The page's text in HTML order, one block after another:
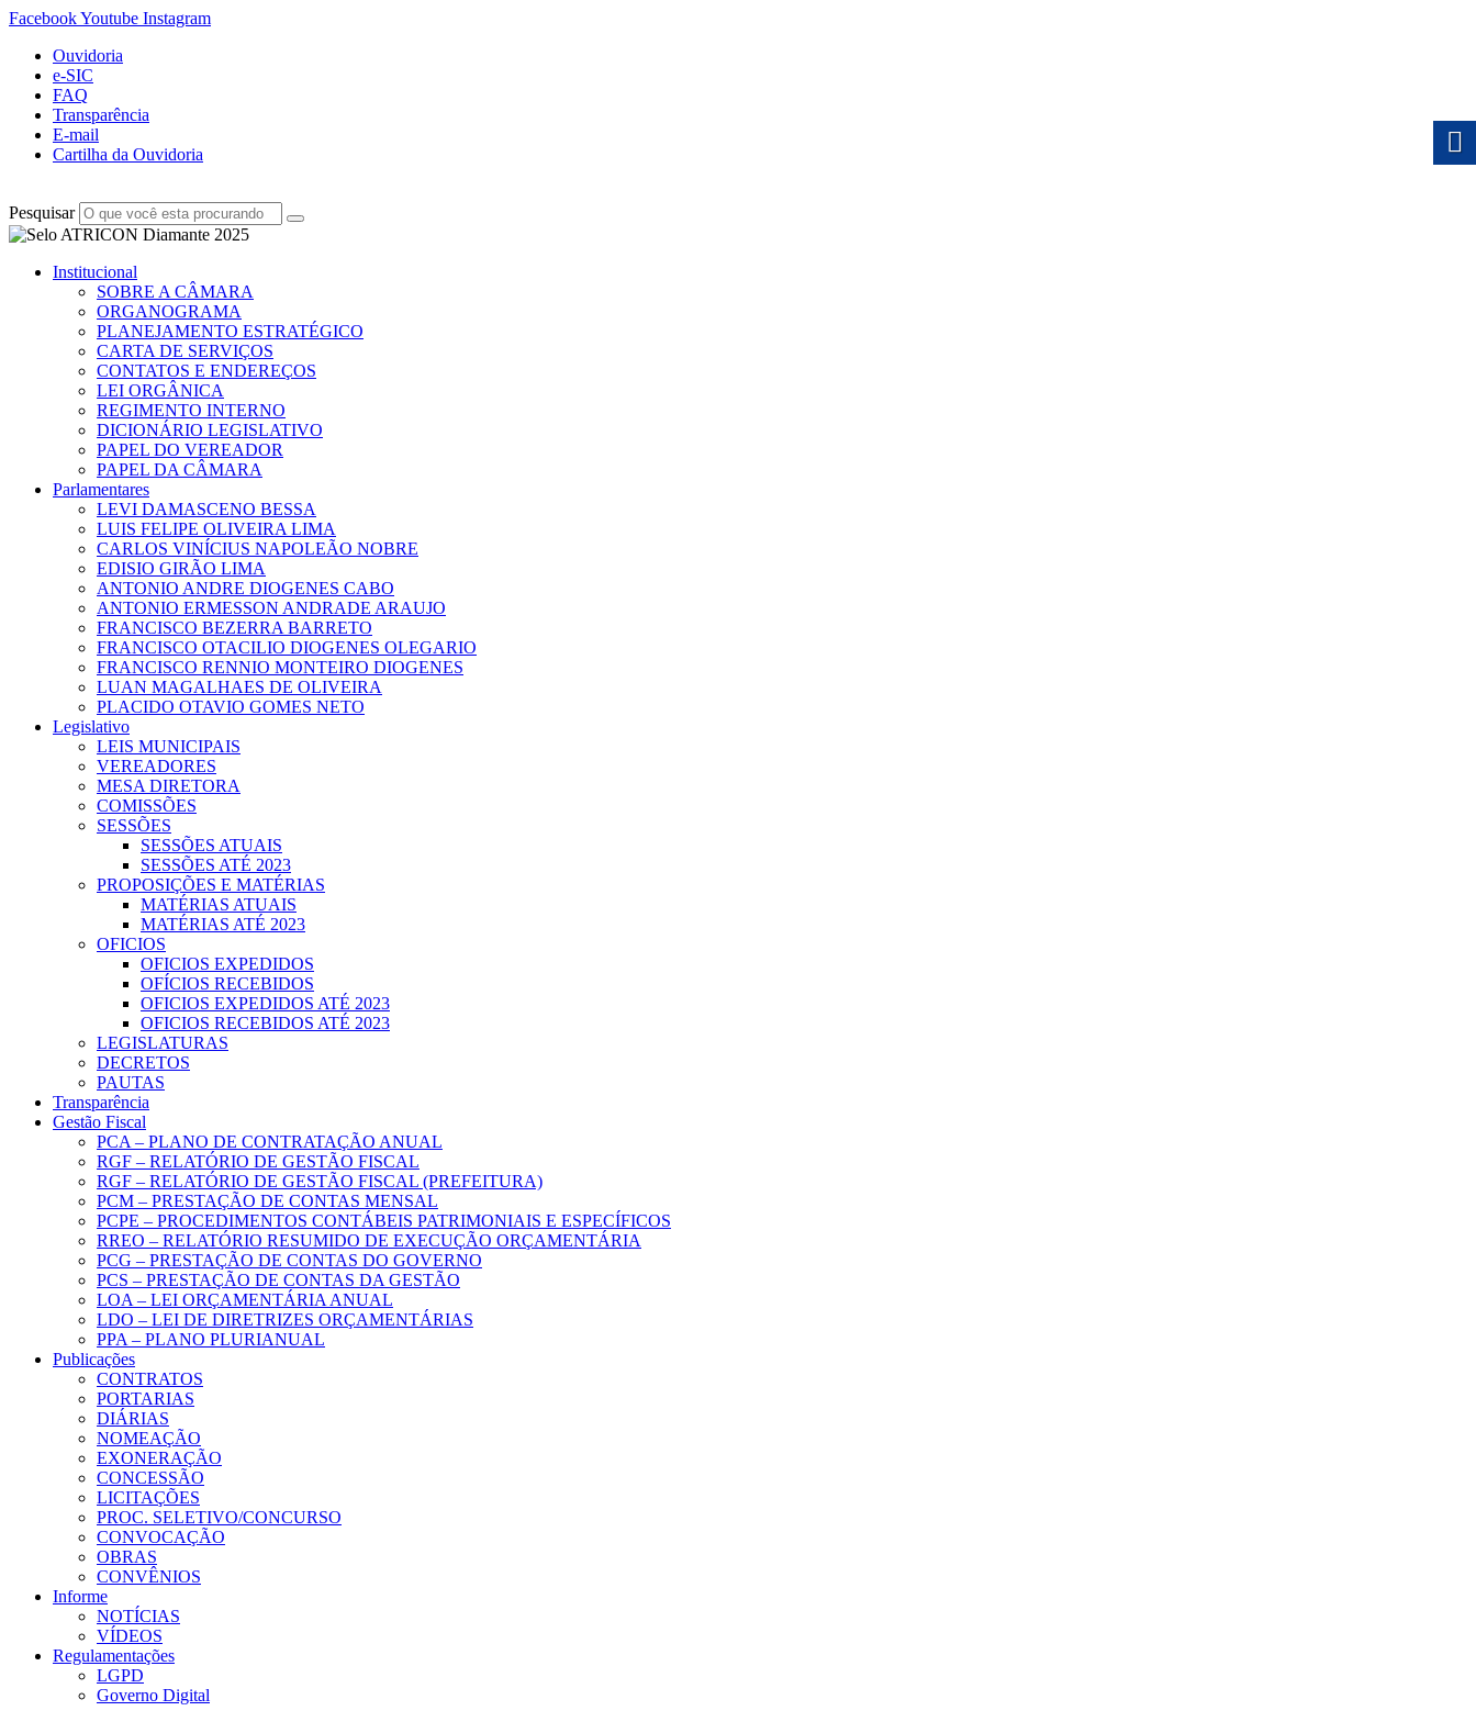
FacebookYoutube Instagram
Ouvidoria
e-SIC
FAQ
Transparência
E-mail
Cartilha da Ouvidoria
Pesquisar
Institucional
SOBRE A CÂMARA
ORGANOGRAMA
PLANEJAMENTO ESTRATÉGICO
CARTA DE SERVIÇOS
CONTATOS E ENDEREÇOS
LEI ORGÂNICA
REGIMENTO INTERNO
DICIONÁRIO LEGISLATIVO
PAPEL DO VEREADOR
PAPEL DA CÂMARA
Parlamentares
LEVI DAMASCENO BESSA
LUIS FELIPE OLIVEIRA LIMA
CARLOS VINÍCIUS NAPOLEÃO NOBRE
EDISIO GIRÃO LIMA
ANTONIO ANDRE DIOGENES CABO
ANTONIO ERMESSON ANDRADE ARAUJO
FRANCISCO BEZERRA BARRETO
FRANCISCO OTACILIO DIOGENES OLEGARIO
FRANCISCO RENNIO MONTEIRO DIOGENES
LUAN MAGALHAES DE OLIVEIRA
PLACIDO OTAVIO GOMES NETO
Legislativo
LEIS MUNICIPAIS
VEREADORES
MESA DIRETORA
COMISSÕES
SESSÕES
SESSÕES ATUAIS
SESSÕES ATÉ 2023
PROPOSIÇÕES E MATÉRIAS
MATÉRIAS ATUAIS
MATÉRIAS ATÉ 2023
OFICIOS
OFICIOS EXPEDIDOS
OFÍCIOS RECEBIDOS
OFICIOS EXPEDIDOS ATÉ 2023
OFICIOS RECEBIDOS ATÉ 2023
LEGISLATURAS
DECRETOS
PAUTAS
Transparência
Gestão Fiscal
PCA – PLANO DE CONTRATAÇÃO ANUAL
RGF – RELATÓRIO DE GESTÃO FISCAL
RGF – RELATÓRIO DE GESTÃO FISCAL (PREFEITURA)
PCM – PRESTAÇÃO DE CONTAS MENSAL
PCPE – PROCEDIMENTOS CONTÁBEIS PATRIMONIAIS E ESPECÍFICOS
RREO – RELATÓRIO RESUMIDO DE EXECUÇÃO ORÇAMENTÁRIA
PCG – PRESTAÇÃO DE CONTAS DO GOVERNO
PCS – PRESTAÇÃO DE CONTAS DA GESTÃO
LOA – LEI ORÇAMENTÁRIA ANUAL
LDO – LEI DE DIRETRIZES ORÇAMENTÁRIAS
PPA – PLANO PLURIANUAL
Publicações
CONTRATOS
PORTARIAS
DIÁRIAS
NOMEAÇÃO
EXONERAÇÃO
CONCESSÃO
LICITAÇÕES
PROC. SELETIVO/CONCURSO
CONVOCAÇÃO
OBRAS
CONVÊNIOS
Informe
NOTÍCIAS
VÍDEOS
Regulamentações
LGPD
Governo Digital